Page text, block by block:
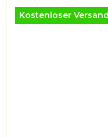
Kostenloser Versand